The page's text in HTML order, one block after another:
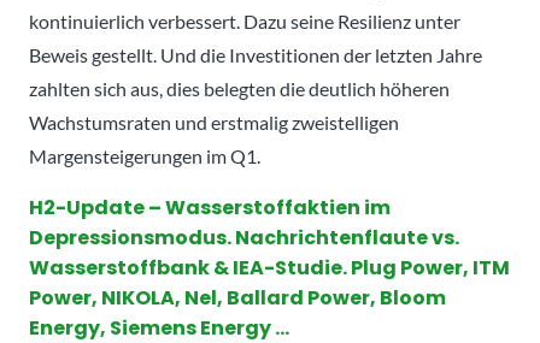
kontinuierlich verbessert. Dazu seine Resilienz unter
Beweis gestellt. Und die Investitionen der letzten Jahre
zahlten sich aus, dies belegten die deutlich höheren
Wachstumsraten und erstmalig zweistelligen
Margensteigerungen im Q1.
H2-Update – Wasserstoffaktien im
Depressionsmodus. Nachrichtenflaute vs.
Wasserstoffbank & IEA-Studie. Plug Power, ITM
Power, NIKOLA, Nel, Ballard Power, Bloom
Energy, Siemens Energy …